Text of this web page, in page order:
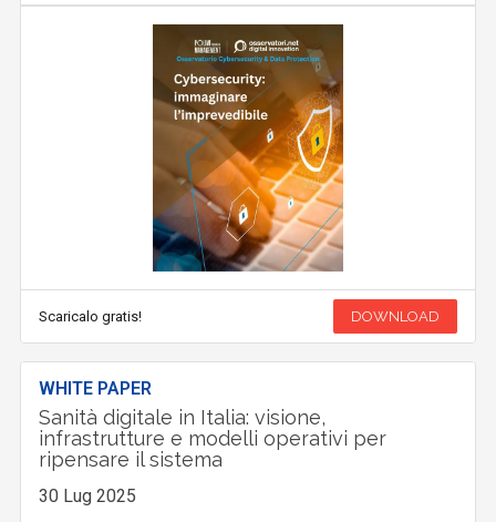
Scaricalo gratis! DOWNLOAD
WHITE PAPER
Sanità digitale in Italia: visione,
infrastrutture e modelli operativi per
ripensare il sistema
30 Lug 2025